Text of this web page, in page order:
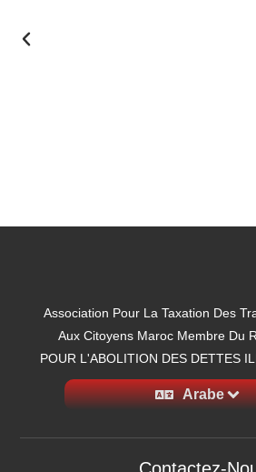
Association Pour La Taxation Des
Aux Citoyens Maroc Membre Du
POUR L'ABOLITION DES DETTES
Arabe